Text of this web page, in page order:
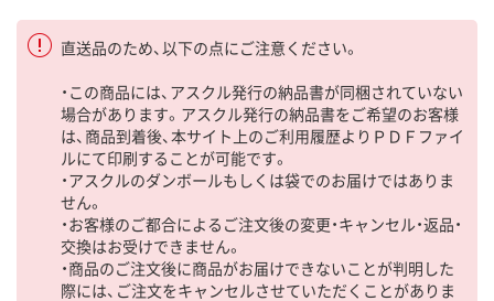
直送品のため、以下の点にご注意ください。
・この商品には、アスクル発行の納品書が同梱されていない
場合があります。アスクル発行の納品書をご希望のお客様
は、商品到着後、本サイト上のご利用履歴よりＰＤＦファイ
ルにて印刷することが可能です。
・アスクルのダンボールもしくは袋でのお届けではありま
せん。
・お客様のご都合によるご注文後の変更・キャンセル・返品・
交換はお受けできません。
・商品のご注文後に商品がお届けできないことが判明した
際には、ご注文をキャンセルさせていただくことがありま